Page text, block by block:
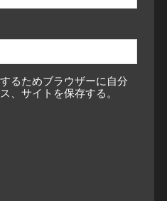
るためブラウザーに自分
、サイトを保存する。